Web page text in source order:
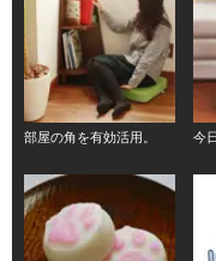
部屋の角を有効活用。 今